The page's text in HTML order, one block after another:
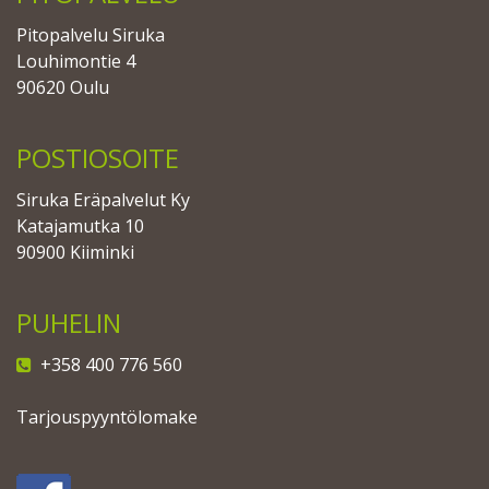
Pitopalvelu Siruka
Louhimontie 4
90620 Oulu
POSTIOSOITE
Siruka Eräpalvelut Ky
Katajamutka 10
90900 Kiiminki
PUHELIN
+358 400 776 560
Tarjouspyyntölomake